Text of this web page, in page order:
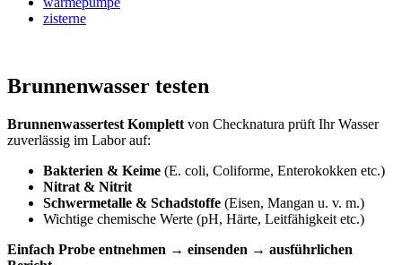
zisterne
Brunnenwasser testen
Brunnenwassertest Komplett von Checknatura prüft Ihr Wasser
zuverlässig im Labor auf:
Bakterien & Keime (E. coli, Coliforme, Enterokokken etc.)
Nitrat & Nitrit
Schwermetalle & Schadstoffe (Eisen, Mangan u. v. m.)
Wichtige chemische Werte (pH, Härte, Leitfähigkeit etc.)
Einfach Probe entnehmen → einsenden → ausführlichen